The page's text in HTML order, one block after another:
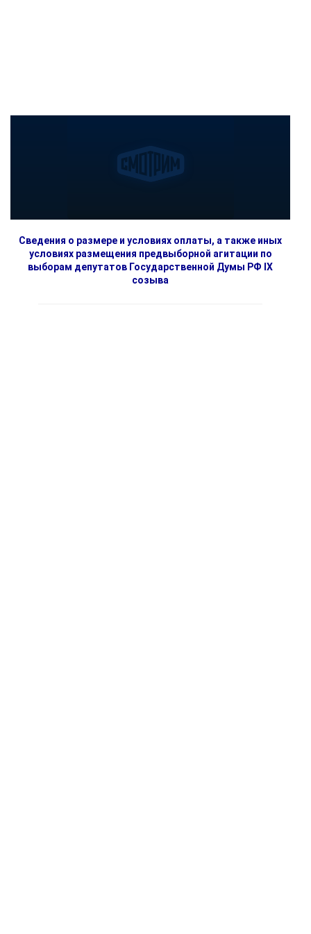
Сведения о размере и условиях оплаты, а также иных
условиях размещения предвыборной агитации по
выборам депутатов Государственной Думы РФ IX
созыва